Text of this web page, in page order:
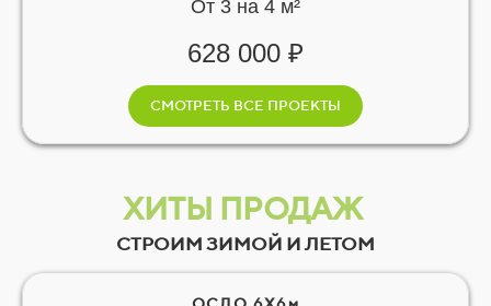
От 3 на 4 м²
628 000 ₽
СМОТРЕТЬ ВСЕ ПРОЕКТЫ
ХИТЫ ПРОДАЖ
СТРОИМ ЗИМОЙ И ЛЕТОМ